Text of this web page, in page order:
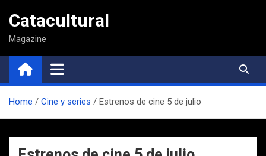
contenido
Catacultural
Magazine
Home Cine y series Estrenos de cine 5 de julio